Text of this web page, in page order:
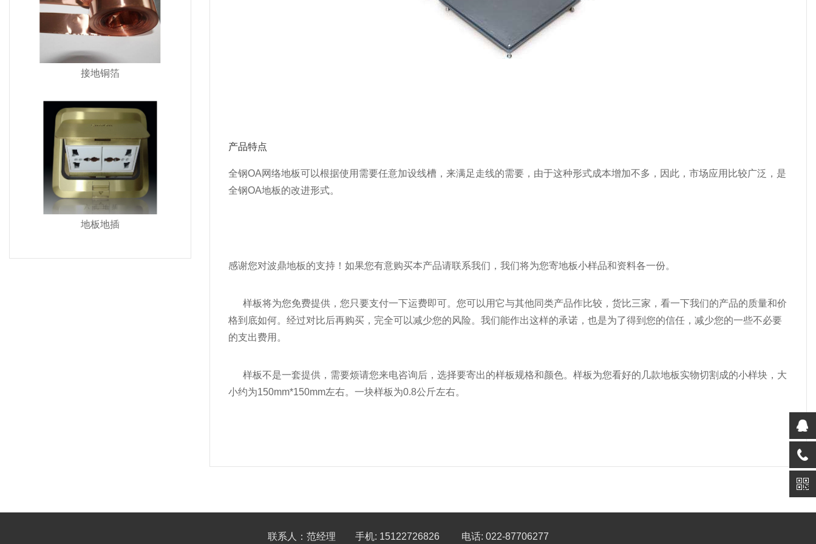
接地铜箔
地板地插
全钢OA网络地板可以根据使用需要任意加设线槽，来满足走线的需要，由于这种形式成本增加不多，因此，市场应用比较广泛，是
全钢OA地板的改进形式。
感谢您对波鼎地板的支持！如果您有意购买本产品请联系我们，我们将为您寄地板小样品和资料各一份。
样板将为您免费提供，您只要支付一下运费即可。您可以用它与其他同类产品作比较，货比三家，看一下我们的产品的质量和价
格到底如何。经过对比后再购买，完全可以减少您的风险。我们能作出这样的承诺，也是为了得到您的信任，减少您的一些不必要
的支出费用。
样板不是一套提供，需要烦请您来电咨询后，选择要寄出的样板规格和颜色。样板为您看好的几款地板实物切割成的小样块，大
小约为150mm*150mm左右。一块样板为0.8公斤左右。
联系人：范经理 手机: 15122726826 电话: 022-87706277